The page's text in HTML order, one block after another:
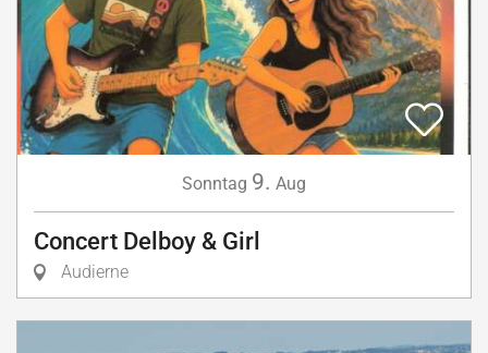
Sonntag 9. Aug
Concert Delboy & Girl
Audierne